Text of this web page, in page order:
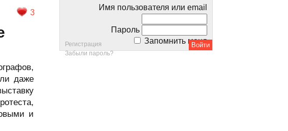
3
даже
и
Имя пользователя или email
Пароль
Запомнить меня
Регистрация
Забыли пароль?